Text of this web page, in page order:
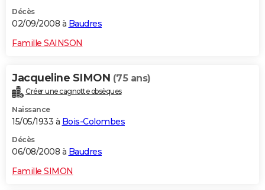
Décès
02/09/2008 à Baudres
Famille SAINSON
Jacqueline SIMON (75 ans)
Créer une cagnotte obsèques
Naissance
15/05/1933 à Bois-Colombes
Décès
06/08/2008 à Baudres
Famille SIMON